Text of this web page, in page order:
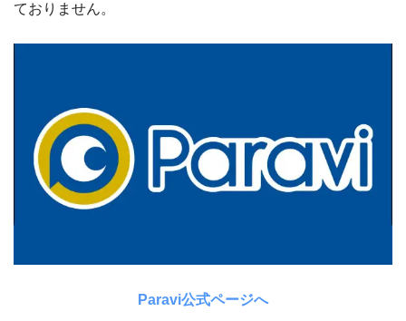
ておりません。
Paravi公式ページへ